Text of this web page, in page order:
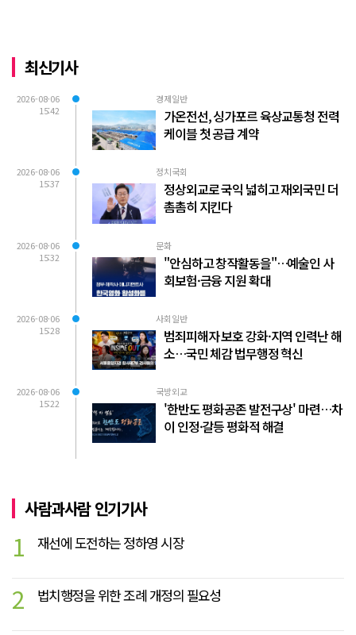
최신기사
2026-08-06
15:42
경제일반
가온전선, 싱가포르 육상교통청 전력
케이블 첫 공급 계약
2026-08-06
15:37
정치국회
정상외교로 국익 넓히고 재외국민 더
촘촘히 지킨다
2026-08-06
15:32
문화
"안심하고 창작활동을"…예술인 사
회보험·금융 지원 확대
2026-08-06
15:28
사회일반
범죄피해자 보호 강화·지역 인력난 해
소…국민 체감 법무행정 혁신
2026-08-06
15:22
국방외교
'한반도 평화공존 발전구상' 마련…차
이 인정·갈등 평화적 해결
사람과사람 인기기사
1 재선에 도전하는 정하영 시장
2 법치행정을 위한 조례 개정의 필요성